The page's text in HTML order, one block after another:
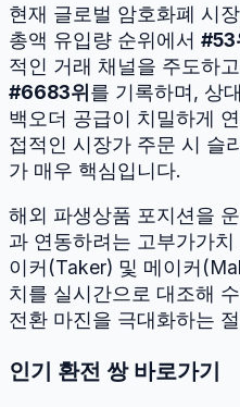
현재 글로벌 암호화폐 시
총액 유입량 순위에서 #53
적인 거래 채널을 주도하
#6683위를 기록하며, 상
백오더 공급이 치밀하게
접적인 시장가 주문 시 슬
가 매우 핵심입니다.
해외 파생상품 포지션을
과 연동하려는 고부가가
이커(Taker) 및 메이커
치를 실시간으로 대조해
전환 마진을 극대화하는
인기 환전 쌍 바로가기